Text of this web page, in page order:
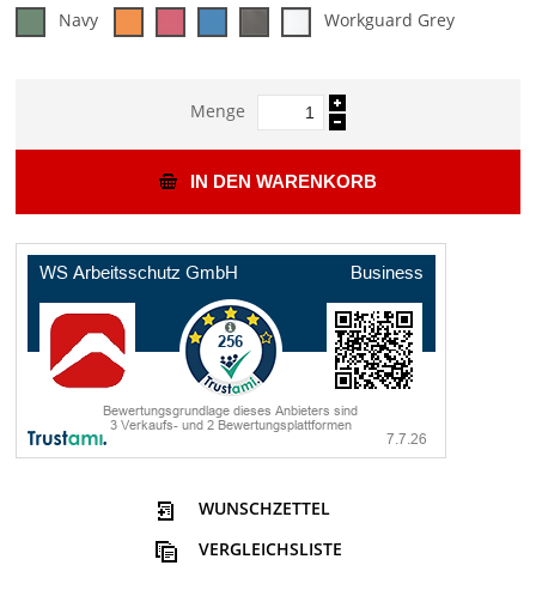
Navy
Workguard Grey
Menge
IN DEN WARENKORB
WUNSCHZETTEL
VERGLEICHSLISTE